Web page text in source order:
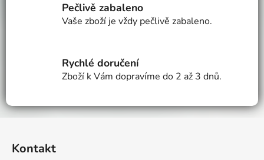
p
r
y
v
p
i
Pečlivě zabaleno
Vaše zboží je vždy pečlivě zabaleno.
Rychlé doručení
Zboží k Vám dopravíme do 2 až 3 dnů.
Kontakt